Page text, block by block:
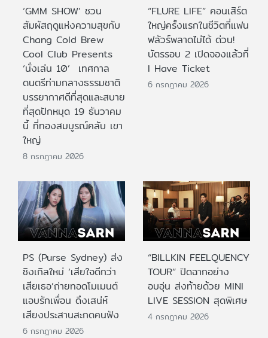
‘GMM SHOW’ ชวน
สัมผัสฤดูแห่งความสุขกับ
Chang Cold Brew
Cool Club Presents
‘นั่งเล่น 10’ เทศกาล
ดนตรีท่ามกลางธรรมชาติ
บรรยากาศดีที่สุดและสบาย
ที่สุดปักหมุด 19 ธันวาคม
นี้ ที่ทองสมบูรณ์คลับ เขา
ใหญ่
8 กรกฎาคม 2026
“FLURE LIFE” คอนเสิร์ต
ใหญ่ครั้งแรกในชีวิตที่แฟน
ฟลัวร์พลาดไม่ได้ ด่วน!
บัตรรอบ 2 เปิดจองแล้วที่
I Have Ticket
6 กรกฎาคม 2026
PS (Purse Sydney) ส่ง
ซิงเกิลใหม่ ‘เสียใจดีกว่า
เสียเธอ’ถ่ายทอดโมเมนต์
แอบรักเพื่อน ดึงเสน่ห์
เสียงประสานสะกดคนฟัง
6 กรกฎาคม 2026
“BILLKIN FEELQUENCY
TOUR” ปิดฉากอย่าง
อบอุ่น ส่งท้ายด้วย MINI
LIVE SESSION สุดพิเศษ
4 กรกฎาคม 2026